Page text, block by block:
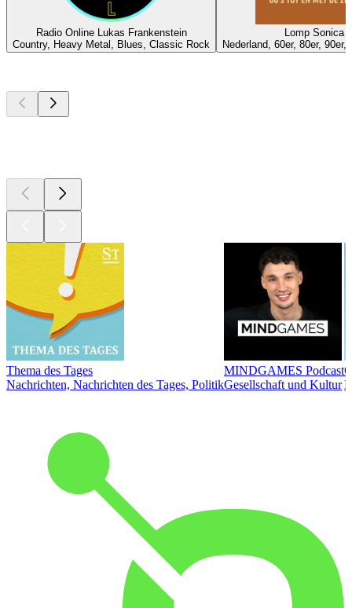
Radio Online Lukas Frankenstein
Country, Heavy Metal, Blues, Classic Rock
Lomp Sonica
Nederland, 60er, 80er, 90er,
Thema des Tages
Nachrichten, Nachrichten des Tages, Politik
MINDGAMES Podcast
Gesellschaft und Kultur